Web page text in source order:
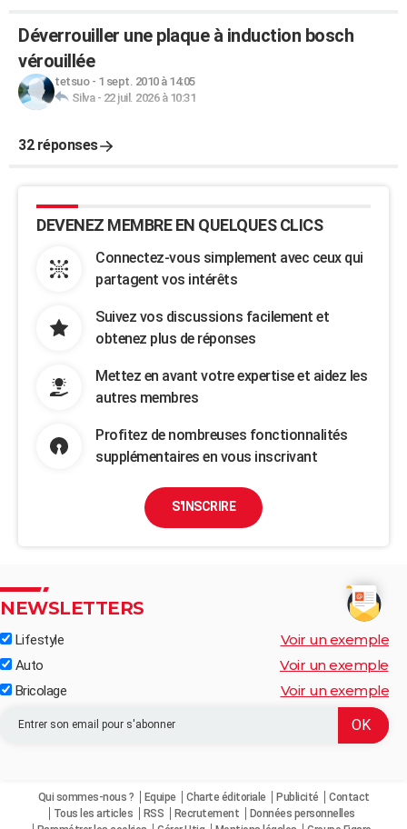
Déverrouiller une plaque à induction bosch
vérouillée
tetsuo- 1 sept. 2010 à 14:05
Silva- 22 juil. 2026 à 10:31
32 réponses
DEVENEZ MEMBRE EN QUELQUES CLICS
Connectez-vous simplement avec ceux qui
partagent vos intérêts
Suivez vos discussions facilement et
obtenez plus de réponses
Mettez en avant votre expertise et aidez les
autres membres
Profitez de nombreuses fonctionnalités
supplémentaires en vous inscrivant
S'INSCRIRE
NEWSLETTERS
Lifestyle Voir un exemple
Auto Voir un exemple
Bricolage Voir un exemple
Qui sommes-nous ? Equipe Charte éditoriale Publicité
Contact
Tous les articles
RSS Recrutement
Données personnelles